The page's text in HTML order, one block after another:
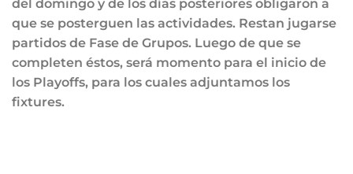
del domingo y de los días posteriores obligaron a
que se posterguen las actividades. Restan jugarse
partidos de Fase de Grupos. Luego de que se
completen éstos, será momento para el inicio de
los Playoffs, para los cuales adjuntamos los
fixtures.